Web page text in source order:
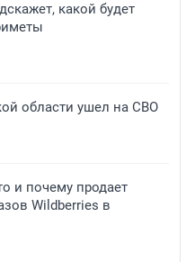
какой будет
области ушел на СВО
и почему продает
Wildberries в